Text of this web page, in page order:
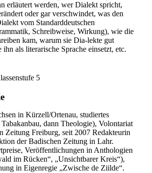
erläutert werden, wer Dialekt spricht,
oder gar verschwindet, was den
vom Standarddeutschen
Schreibweise, Wirkung), wie die
kam, warum sie Dia-lekte gut
als literarische Sprache einsetzt, etc.
5
in Kürzell/Ortenau, studiertes
dann Theologie), Volontariat
Zeitung Freiburg, seit 2007 Redakteurin
der Badischen Zeitung in Lahr.
Veröffentlichungen in Anthologien
im Rücken“, „Unsichtbarer Kreis“),
in Eigenregie „Zwische de Ziilde“.